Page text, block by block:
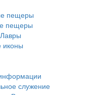
пещеры
пещеры
иконы
служение